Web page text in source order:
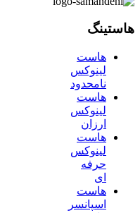
هاستینگ
هاست
لینوکس
نامحدود
هاست
لینوکس
ارزان
هاست
لینوکس
حرفه
ای
هاست
اسپانسر